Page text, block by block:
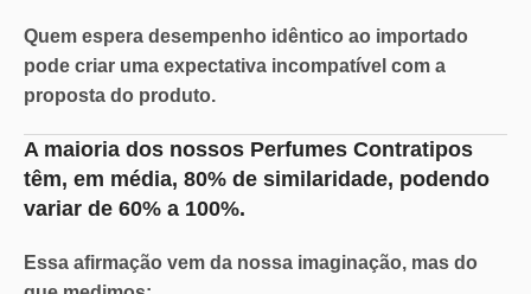
Quem espera desempenho idêntico ao importado
pode criar uma expectativa incompatível com a
proposta do produto.
A maioria dos nossos Perfumes Contratipos
têm, em média, 80% de similaridade, podendo
variar de 60% a 100%.
Essa afirmação vem da nossa imaginação, mas do